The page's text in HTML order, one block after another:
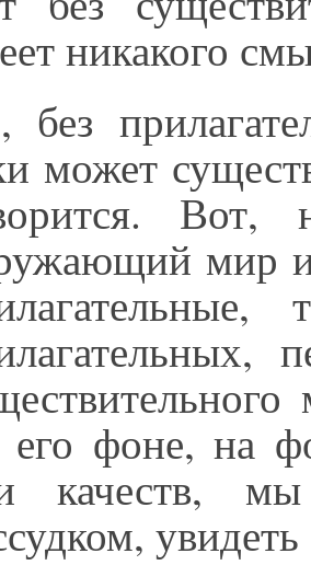
никакого
без
может
мир
фоне, на
качеств,